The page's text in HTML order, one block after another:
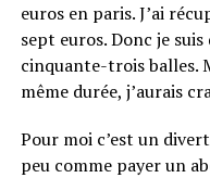
euros en paris. J’ai
sept euros. Donc je
cinquante-trois balles.
même durée, j’aurais
Pour moi c’est un
peu comme payer un